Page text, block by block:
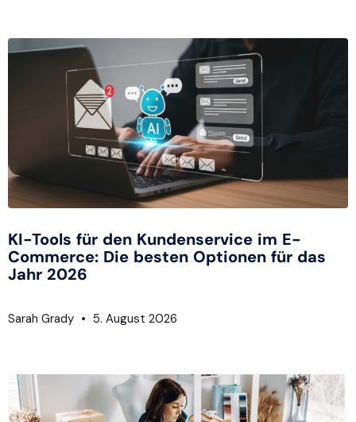
KI-Tools für den Kundenservice im E-
Commerce: Die besten Optionen für das
Jahr 2026
Sarah Grady 5. August 2026